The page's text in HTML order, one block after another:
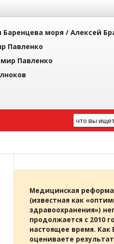
Баренцева моря / Алексей
Павленко
Павленко
Медицинская реформа
(известная как
здравоохранения»)
продолжается с 2010
настоящее время. Как
оцениваете